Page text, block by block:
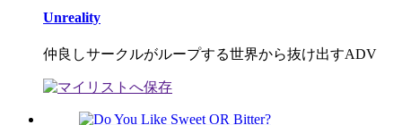
Unreality
仲良しサークルがループする世界から抜け出すADV